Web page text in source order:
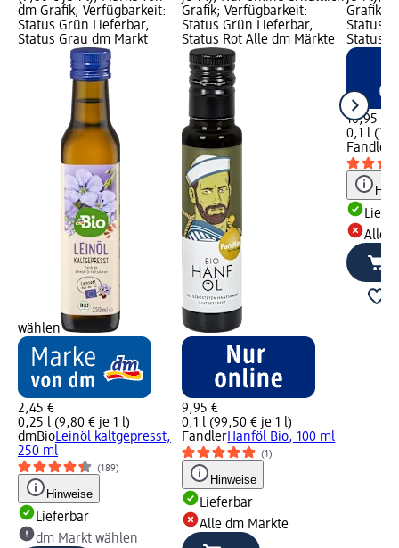
dm Grafik; Verfügbarkeit:
Status Grün Lieferbar,
Status Grau dm Markt
wählen
2,45 €
0,25 l (9,80 € je 1 l)
dmBioLeinöl kaltgepresst,
250 ml
(189)
Hinweise
Lieferbar
dm Markt wählen
Grafik; Verfügbarkeit:
Status Grün Lieferbar,
Status Rot Alle dm Märkte
9,95 €
0,1 l (99,50 € je 1 l)
FandlerHanföl Bio, 100 ml
(1)
Hinweise
Lieferbar
Alle dm Märkte
Grafik;
Status
Status
10,95 €
0,1 l
Fandler
Alle